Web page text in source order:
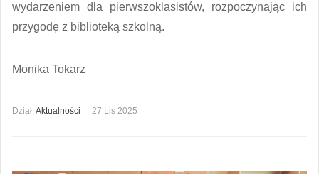
wydarzeniem dla pierwszoklasistów, rozpoczynając ich
przygodę z biblioteką szkolną.
Monika Tokarz
Dział:Aktualności 27 Lis 2025